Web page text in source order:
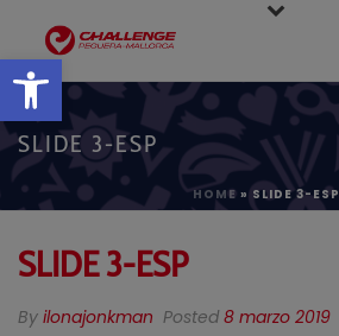
Abrir barra de herramientas
SLIDE 3-ESP
HOME » SLIDE 3-ESP
SLIDE 3-ESP
By ilonajonkman Posted 8 marzo 2019